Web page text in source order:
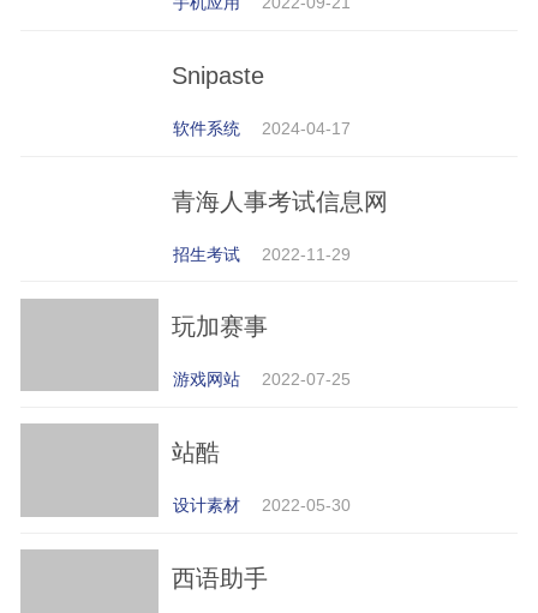
Snipaste
软件系统 2024-04-17
青海人事考试信息网
招生考试 2022-11-29
玩加赛事
游戏网站 2022-07-25
站酷
设计素材 2022-05-30
西语助手